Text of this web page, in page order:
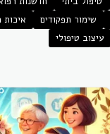
שימור תפקודים
איכות
עיצוב טיפולי